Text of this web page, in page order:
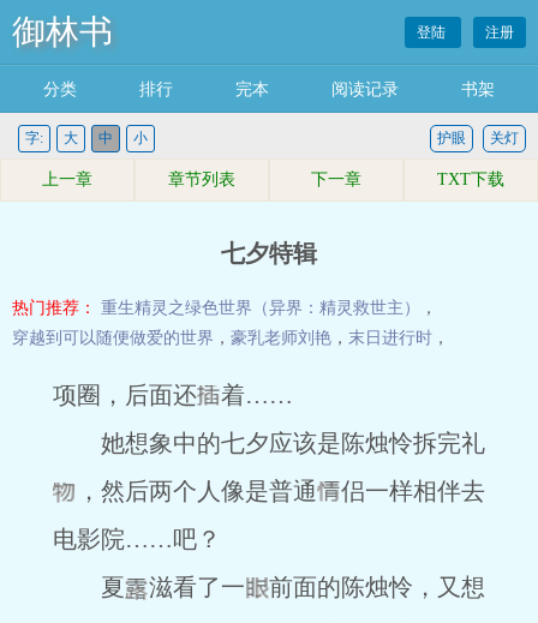
御林书 登陆 注册
分类 排行 完本 阅读记录 书架
字: 大 中 小 关灯
护眼
上一章 章节列表 下一章 TXT下载
七夕特辑
热门推荐： 重生精灵之绿色世界（异界：精灵救世主）
，
穿越到可以随便做爱的世界 ， 豪乳老师刘艳 ， 末日进行时 ，
项圈，后面还
着……
她想象中的七夕应该是陈烛怜拆完礼
，然后两个人像是普通
侣一样相伴去
电影院……吧？
夏
滋看了一
前面的陈烛怜，又想